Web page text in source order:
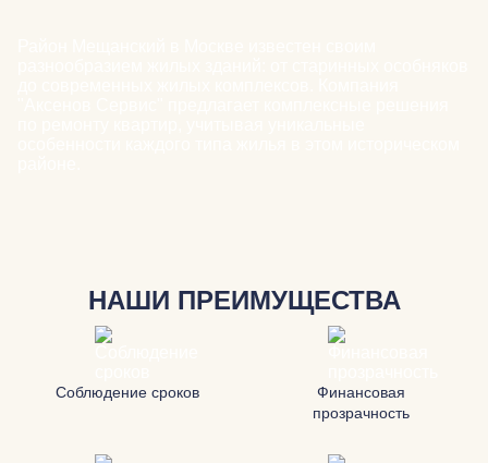
НАШИ ПРЕИМУЩЕСТВА
Соблюдение сроков
Финансовая
прозрачность